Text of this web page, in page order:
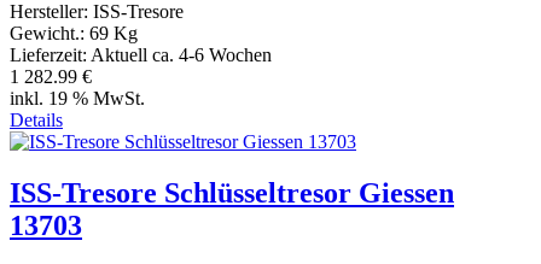
Hersteller: ISS-Tresore
Gewicht.: 69 Kg
Lieferzeit: Aktuell ca. 4-6 Wochen
1 282.99 €
inkl. 19 % MwSt.
Details
ISS-Tresore Schlüsseltresor Giessen
13703